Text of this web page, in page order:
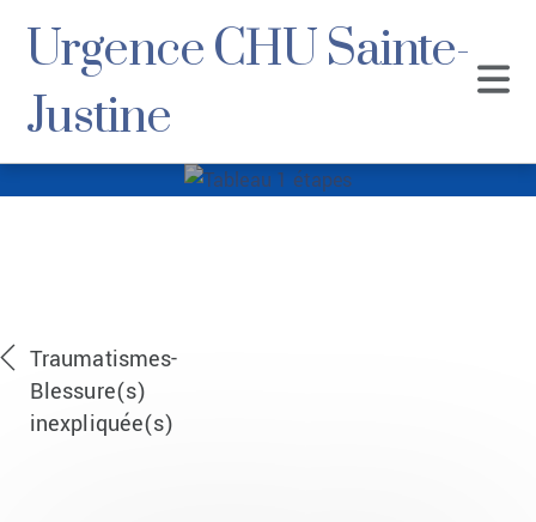
Urgence CHU Sainte-
Justine
Traumatismes-
Blessure(s)
inexpliquée(s)